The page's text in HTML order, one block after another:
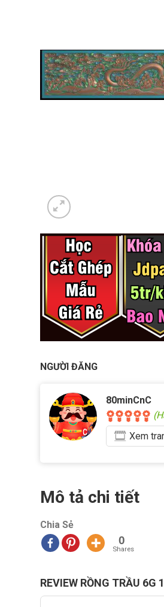
NGƯỜI ĐĂNG
80minCnC
Xem
Mô tả chi tiết
Chia Sẻ
0
Shares
REVIEW RỒNG TRẦU 6G